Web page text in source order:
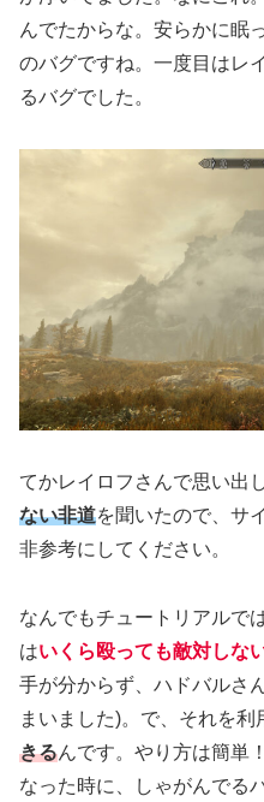
んでたからな。安らかに眠
のバグですね。一度目はレ
るバグでした。
てかレイロフさんで思い出
ない非道を聞いたので、サ
非参考にしてください。
なんでもチュートリアルで
はいくら殴っても敵対しな
手が分からず、ハドバルさ
まいました)。で、それを利
きるんです。やり方は簡単
なった時に、しゃがんでる